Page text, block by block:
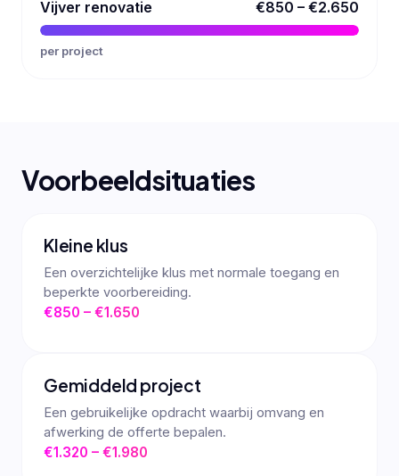
Vijver renovatie €850 – €2.650
per project
Voorbeeldsituaties
Kleine klus
Een overzichtelijke klus met normale toegang en
beperkte voorbereiding.
€850 – €1.650
Gemiddeld project
Een gebruikelijke opdracht waarbij omvang en
afwerking de offerte bepalen.
€1.320 – €1.980